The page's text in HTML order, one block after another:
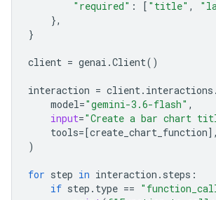
"required" : [ "title" ,
},
}
client = genai .Client()
interaction = client. interactions .
model="gemini-3.6-flash" ,
input="Create a bar chart
tools=[create_chart_function],
)
for step in interaction . steps :
if step . type ==